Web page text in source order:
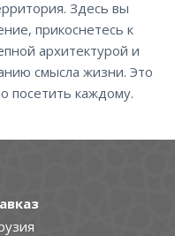
Здесь вы
прикоснетесь к
архитектурой и
смысла жизни. Это
посетить каждому.